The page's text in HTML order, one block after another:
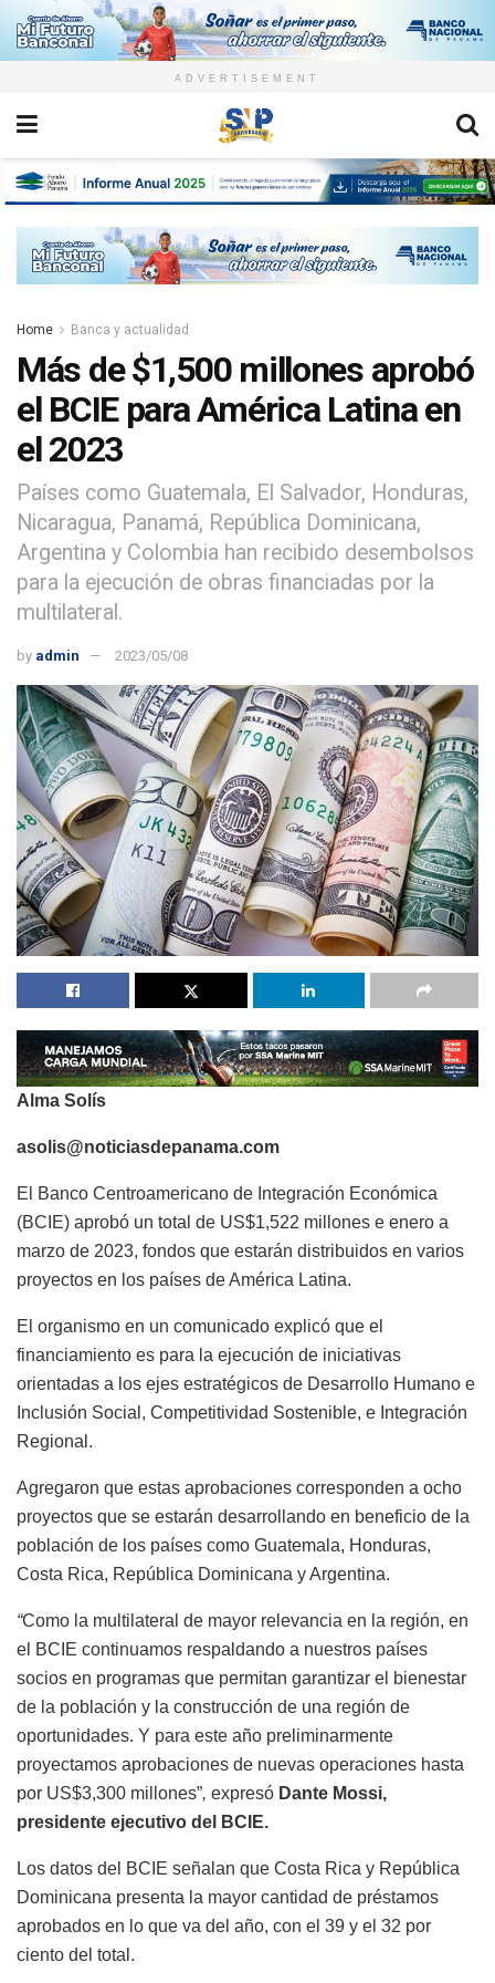
ADVERTISEMENT
Home Banca y actualidad
Más de $1,500 millones aprobó
el BCIE para América Latina en
el 2023
Países como Guatemala, El Salvador, Honduras,
Nicaragua, Panamá, República Dominicana,
Argentina y Colombia han recibido desembolsos
para la ejecución de obras financiadas por la
multilateral.
by admin 2023/05/08
Alma Solís
asolis@noticiasdepanama.com
El Banco Centroamericano de Integración Económica
(BCIE) aprobó un total de US$1,522 millones e enero a
marzo de 2023, fondos que estarán distribuidos en varios
proyectos en los países de América Latina.
El organismo en un comunicado explicó que el
financiamiento es para la ejecución de iniciativas
orientadas a los ejes estratégicos de Desarrollo Humano e
Inclusión Social, Competitividad Sostenible, e Integración
Regional.
Agregaron que estas aprobaciones corresponden a ocho
proyectos que se estarán desarrollando en beneficio de la
población de los países como Guatemala, Honduras,
Costa Rica, República Dominicana y Argentina.
“Como la multilateral de mayor relevancia en la región, en
el BCIE continuamos respaldando a nuestros países
socios en programas que permitan garantizar el bienestar
de la población y la construcción de una región de
oportunidades. Y para este año preliminarmente
proyectamos aprobaciones de nuevas operaciones hasta
por US$3,300 millones”, expresó Dante Mossi,
presidente ejecutivo del BCIE.
Los datos del BCIE señalan que Costa Rica y República
Dominicana presenta la mayor cantidad de préstamos
aprobados en lo que va del año, con el 39 y el 32 por
ciento del total.